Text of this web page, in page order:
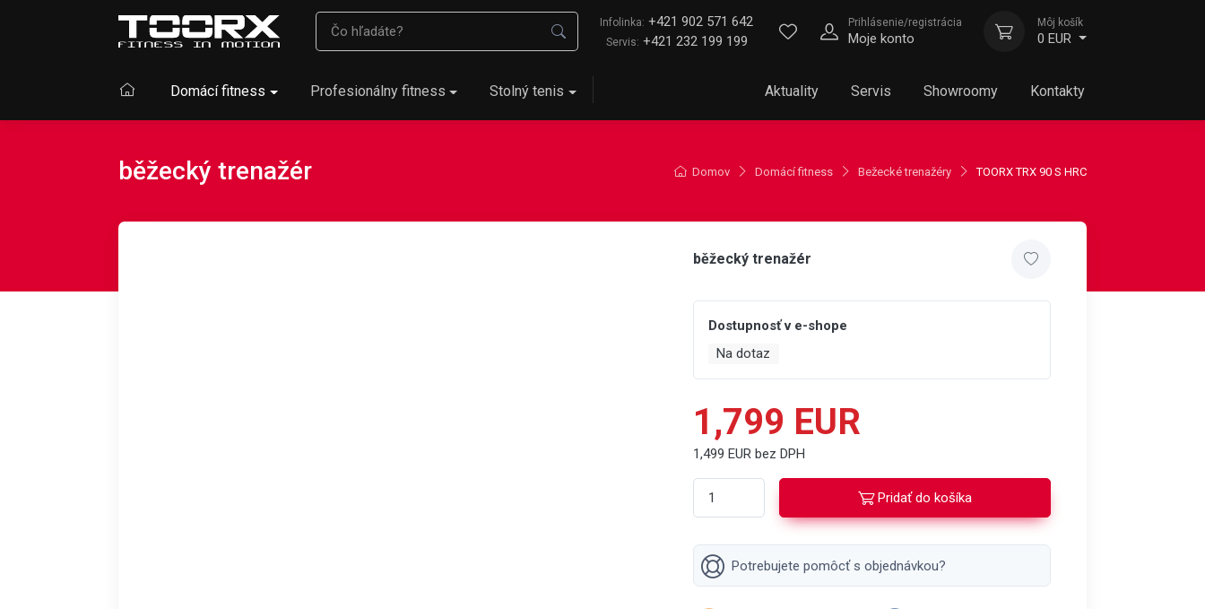
Infolinka: +421 902 571 642
Servis: +421 232 199 199
Prihlásenie/registrácia
Moje konto
Môj košík
0 EUR
Domácí fitness Profesionálny fitness Stolný tenis Aktuality Servis Showroomy Kontakty
Domov Domácí fitness Bežecké trenažéry TOORX TRX 90 S HRC
běžecký trenažér
běžecký trenažér
Dostupnosť v e-shope
Na dotaz
1,799 EUR
1,499 EUR bez DPH
Pridať do košíka
Potrebujete pomôcť s objednávkou?